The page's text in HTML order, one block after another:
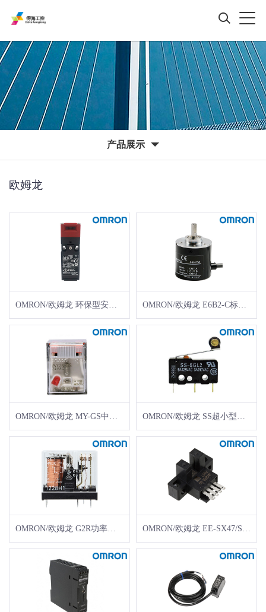
产品展示
欧姆龙
OMRON/欧姆龙 MY-GS中间继电器MY2N-GS AC24 BY OMZ/C OMRON/欧姆龙 SS超小型微动开关
OMRON/欧姆龙 G2R功率继电器G2R-1 DC24 BY OMI OMRON/欧姆龙 EE-SX47/SX67凹槽型微型光电传感器EE-SX674-WR 1M